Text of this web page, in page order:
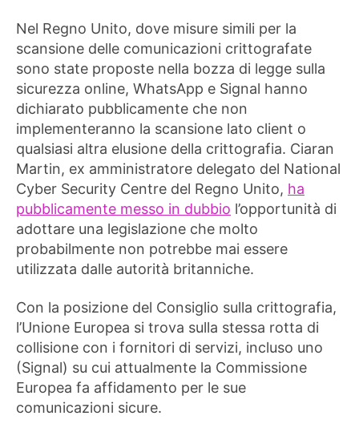
Nel Regno Unito, dove misure simili per la
scansione delle comunicazioni crittografate
sono state proposte nella bozza di legge sulla
sicurezza online, WhatsApp e Signal hanno
dichiarato pubblicamente che non
implementeranno la scansione lato client o
qualsiasi altra elusione della crittografia. Ciaran
Martin, ex amministratore delegato del National
Cyber ​​Security Centre del Regno Unito, ha
pubblicamente messo in dubbio l’opportunità di
adottare una legislazione che molto
probabilmente non potrebbe mai essere
utilizzata dalle autorità britanniche.
Con la posizione del Consiglio sulla crittografia,
l’Unione Europea si trova sulla stessa rotta di
collisione con i fornitori di servizi, incluso uno
(Signal) su cui attualmente la Commissione
Europea fa affidamento per le sue
comunicazioni sicure.